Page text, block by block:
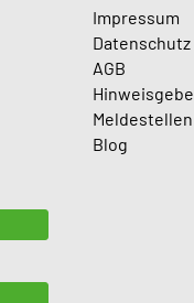
Impressum
Datenschutz
AGB
Meldestellen
Blog